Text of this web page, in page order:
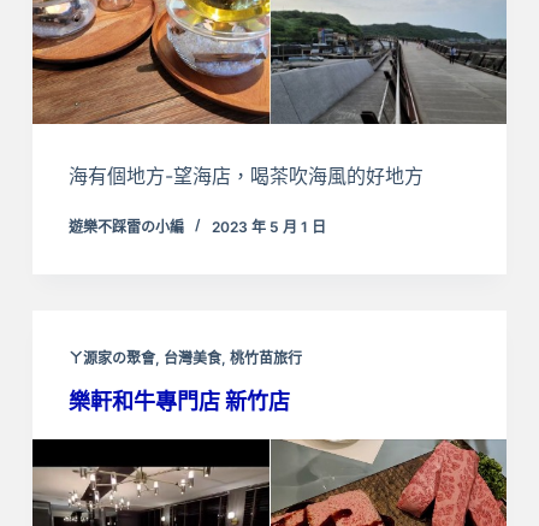
海有個地方-望海店，喝茶吹海風的好地方
遊樂不踩雷の小編 2023 年 5 月 1 日
ㄚ源家の聚會, 台灣美食, 桃竹苗旅行
樂軒和牛專門店 新竹店